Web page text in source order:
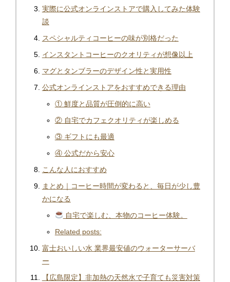
実際に公式オンラインストアで購入してみた体験
談
スペシャルティコーヒーの味が別格だった
インスタントコーヒーのクオリティが想像以上
マグとタンブラーのデザイン性と実用性
公式オンラインストアをおすすめできる理由
① 鮮度と品質が圧倒的に高い
② 自宅でカフェクオリティが楽しめる
③ ギフトにも最適
④ 公式だから安心
こんな人におすすめ
まとめ｜コーヒー時間が変わると、毎日が少し豊
かになる
自宅で楽しむ、本物のコーヒー体験。
Related posts:
富士おいしい水 業界最安値のウォーターサーバ
ー
【広島限定】非加熱の天然水で子育ても災害対策